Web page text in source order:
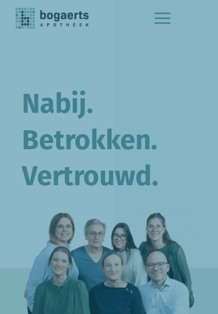
Nabij.
Betrokken.
Vertrouwd.